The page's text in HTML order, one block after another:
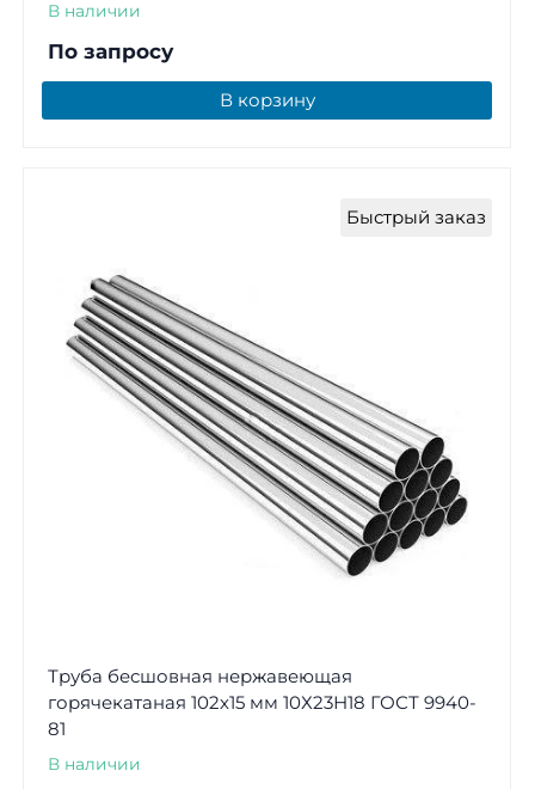
В наличии
По запросу
В корзину
Быстрый заказ
Труба бесшовная нержавеющая
горячекатаная 102х15 мм 10Х23Н18 ГОСТ 9940-
81
В наличии